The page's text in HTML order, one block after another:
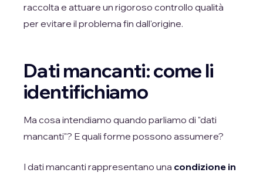
raccolta e attuare un rigoroso controllo qualità
per evitare il problema fin dall'origine.
Dati mancanti: come li
identifichiamo
Ma cosa intendiamo quando parliamo di "dati
mancanti"? E quali forme possono assumere?
I dati mancanti rappresentano una condizione in